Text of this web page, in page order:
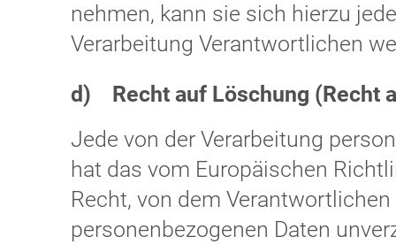
nehmen, kann sie sich hierzu
Verarbeitung Verantwortlichen
d) Recht auf Löschung (Recht
Jede von der Verarbeitung
hat das vom Europäischen
Recht, von dem
personenbezogenen Daten